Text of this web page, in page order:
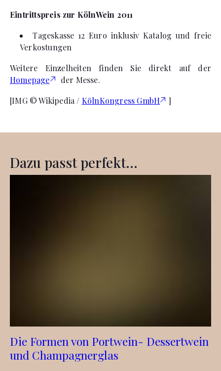
Eintrittspreis zur KölnWein 2011
Tageskasse 12 Euro inklusiv Katalog und freie
Verkostungen
Weitere Einzelheiten finden Sie direkt auf der
Homepage
der Messe.
[IMG © Wikipedia / KölnKongress GmbH ]
Dazu passt perfekt...
Die Formen von Portwein- Dessertwein
und Champagnerglas